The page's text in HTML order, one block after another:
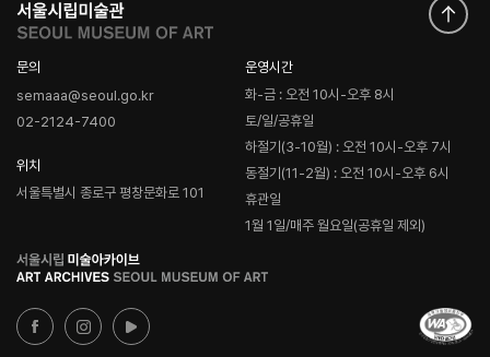
문의
semaaa@seoul.go.kr
02-2124-7400
위치
서울특별시 종로구 평창문화로 101
운영시간
화-금 : 오전 10시-오후 8시
토/일/공휴일
하절기(3-10월) : 오전 10시-오후 7시
동절기(11-2월) : 오전 10시-오후 6시
휴관일
1월 1일/매주 월요일(공휴일 제외)
로
고